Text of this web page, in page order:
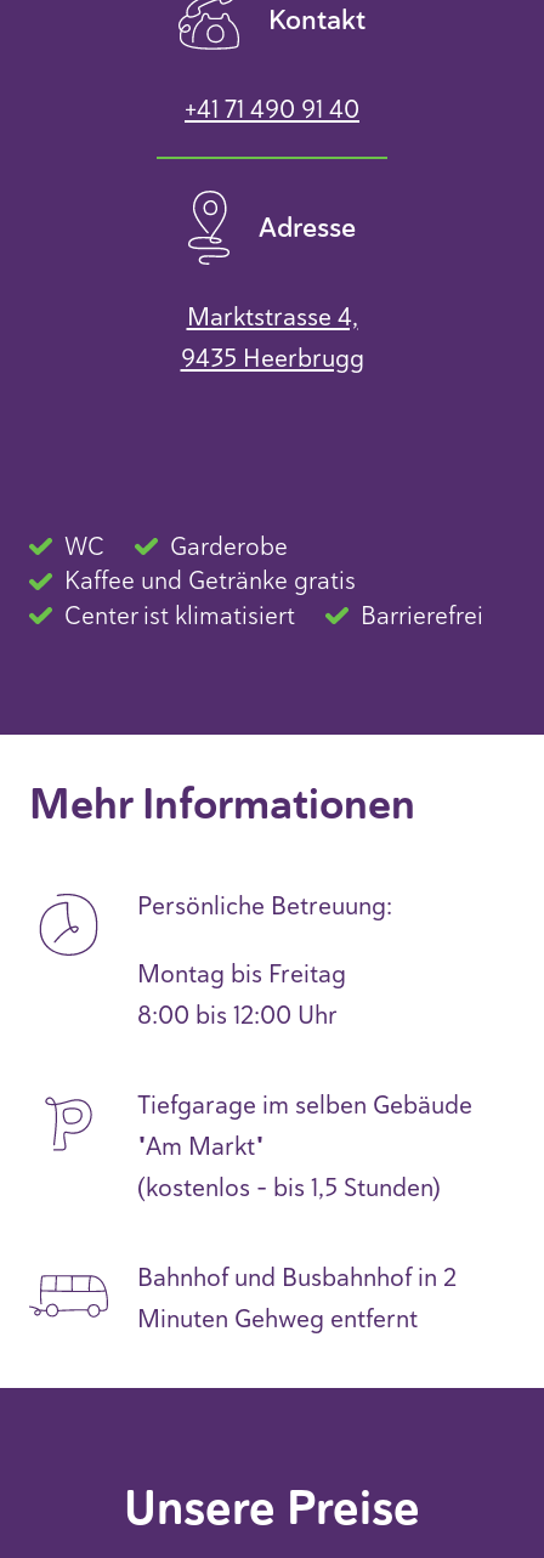
Kontakt
+41 71 490 91 40
Adresse
Marktstrasse 4,
9435 Heerbrugg
WC
Garderobe
Kaffee und Getränke gratis
Center ist klimatisiert
Barrierefrei
Mehr Informationen
Persönliche Betreuung:
Montag bis Freitag
8:00 bis 12:00 Uhr
Tiefgarage im selben Gebäude
"Am Markt"
(kostenlos - bis 1,5 Stunden)
Bahnhof und Busbahnhof in 2
Minuten Gehweg entfernt
Unsere Preise